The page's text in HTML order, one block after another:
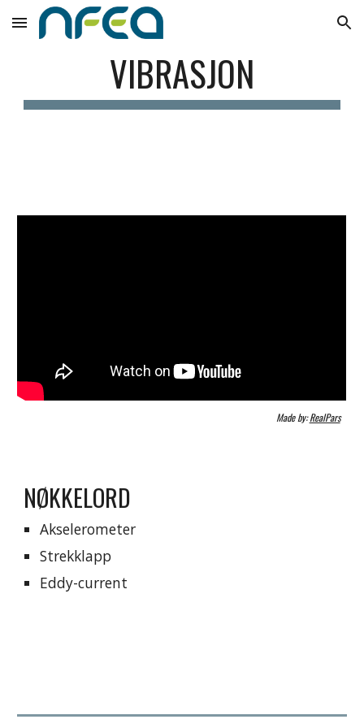
Skip to main content Skip to navigation
VIBRASJON
Made by: RealPars
NØKKELORD
Akselerometer
Strekklapp
Eddy-current